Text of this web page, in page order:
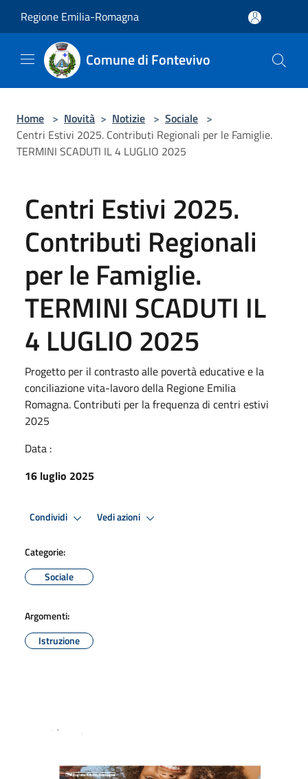
Regione Emilia-Romagna
Comune di Fontevivo
Home > Novità > Notizie > Sociale >
Centri Estivi 2025. Contributi Regionali per le Famiglie.
TERMINI SCADUTI IL 4 LUGLIO 2025
Centri Estivi 2025.
Contributi Regionali
per le Famiglie.
TERMINI SCADUTI IL
4 LUGLIO 2025
Progetto per il contrasto alle povertà educative e la
conciliazione vita-lavoro della Regione Emilia
Romagna. Contributi per la frequenza di centri estivi
2025
Data :
16 luglio 2025
Condividi Vedi azioni
Categorie:
Sociale
Argomenti:
Istruzione